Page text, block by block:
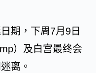
期，下周7月9日
）及白宫最终会
离。